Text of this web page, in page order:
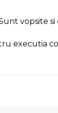
vopsite
executia